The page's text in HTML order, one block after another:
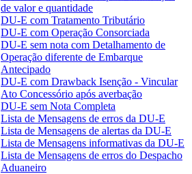
de valor e quantidade
DU-E com Tratamento Tributário
DU-E com Operação Consorciada
DU-E sem nota com Detalhamento de
Operação diferente de Embarque
Antecipado
DU-E com Drawback Isenção - Vincular
Ato Concessório após averbação
DU-E sem Nota Completa
Lista de Mensagens de erros da DU-E
Lista de Mensagens de alertas da DU-E
Lista de Mensagens informativas da DU-E
Lista de Mensagens de erros do Despacho
Aduaneiro